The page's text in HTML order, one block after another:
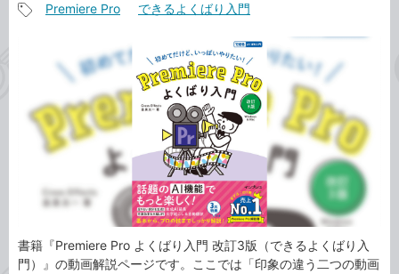
事
リ
Premiere Pro できるよくばり入門
書籍『Premiere Pro よくばり入門 改訂3版（できるよくばり入
門）』の動画解説ページです。ここでは「印象の違う二つの動画